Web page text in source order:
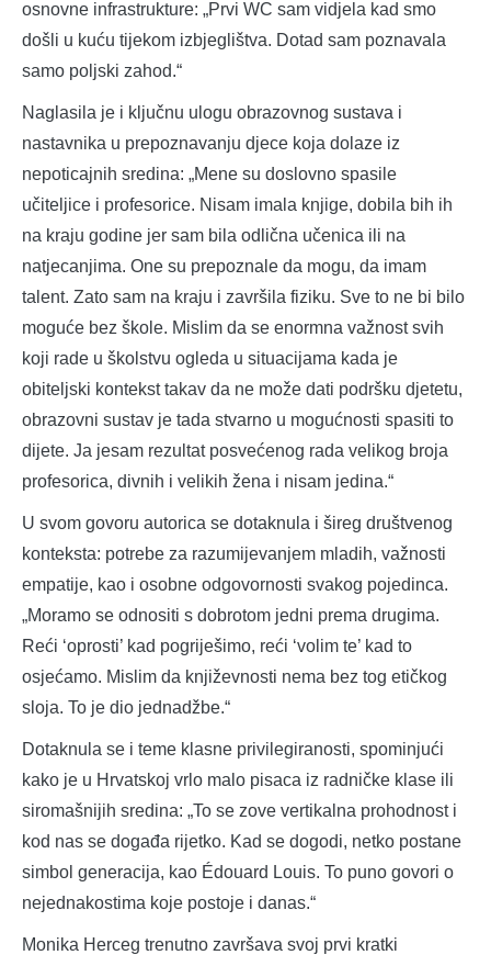
osnovne infrastrukture: „Prvi WC sam vidjela kad smo
došli u kuću tijekom izbjeglištva. Dotad sam poznavala
samo poljski zahod.“
Naglasila je i ključnu ulogu obrazovnog sustava i
nastavnika u prepoznavanju djece koja dolaze iz
nepoticajnih sredina: „Mene su doslovno spasile
učiteljice i profesorice. Nisam imala knjige, dobila bih ih
na kraju godine jer sam bila odlična učenica ili na
natjecanjima. One su prepoznale da mogu, da imam
talent. Zato sam na kraju i završila fiziku. Sve to ne bi bilo
moguće bez škole. Mislim da se enormna važnost svih
koji rade u školstvu ogleda u situacijama kada je
obiteljski kontekst takav da ne može dati podršku djetetu,
obrazovni sustav je tada stvarno u mogućnosti spasiti to
dijete. Ja jesam rezultat posvećenog rada velikog broja
profesorica, divnih i velikih žena i nisam jedina.“
U svom govoru autorica se dotaknula i šireg društvenog
konteksta: potrebe za razumijevanjem mladih, važnosti
empatije, kao i osobne odgovornosti svakog pojedinca.
„Moramo se odnositi s dobrotom jedni prema drugima.
Reći ‘oprosti’ kad pogriješimo, reći ‘volim te’ kad to
osjećamo. Mislim da književnosti nema bez tog etičkog
sloja. To je dio jednadžbe.“
Dotaknula se i teme klasne privilegiranosti, spominjući
kako je u Hrvatskoj vrlo malo pisaca iz radničke klase ili
siromašnijih sredina: „To se zove vertikalna prohodnost i
kod nas se događa rijetko. Kad se dogodi, netko postane
simbol generacija, kao Édouard Louis. To puno govori o
nejednakostima koje postoje i danas.“
Monika Herceg trenutno završava svoj prvi kratki